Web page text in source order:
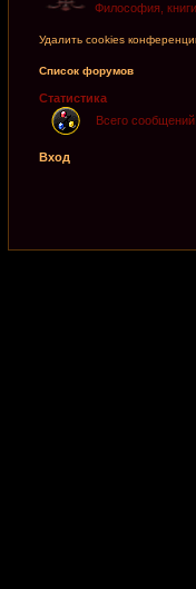
Философия,
Удалить cookies
Список форумов
Статистика
Всего сообщений:
Вход